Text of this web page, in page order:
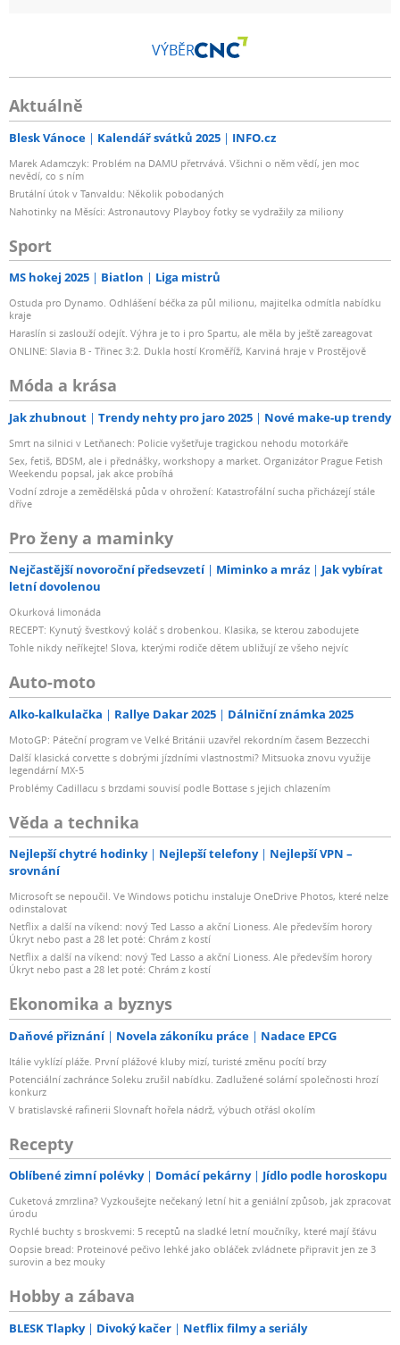
VÝBĚR
Aktuálně
Blesk Vánoce Kalendář svátků 2025 INFO.cz
Marek Adamczyk: Problém na DAMU přetrvává. Všichni o něm vědí, jen moc
nevědí, co s ním
Brutální útok v Tanvaldu: Několik pobodaných
Nahotinky na Měsíci: Astronautovy Playboy fotky se vydražily za miliony
Sport
MS hokej 2025 Biatlon Liga mistrů
Ostuda pro Dynamo. Odhlášení béčka za půl milionu, majitelka odmítla nabídku
kraje
Haraslín si zaslouží odejít. Výhra je to i pro Spartu, ale měla by ještě zareagovat
ONLINE: Slavia B - Třinec 3:2. Dukla hostí Kroměříž, Karviná hraje v Prostějově
Móda a krása
Jak zhubnout Trendy nehty pro jaro 2025 Nové make-up trendy
Smrt na silnici v Letňanech: Policie vyšetřuje tragickou nehodu motorkáře
Sex, fetiš, BDSM, ale i přednášky, workshopy a market. Organizátor Prague Fetish
Weekendu popsal, jak akce probíhá
Vodní zdroje a zemědělská půda v ohrožení: Katastrofální sucha přicházejí stále
dříve
Pro ženy a maminky
Nejčastější novoroční předsevzetí Miminko a mráz
Jak vybírat
letní dovolenou
Okurková limonáda
RECEPT: Kynutý švestkový koláč s drobenkou. Klasika, se kterou zabodujete
Tohle nikdy neříkejte! Slova, kterými rodiče dětem ubližují ze všeho nejvíc
Auto-moto
Alko-kalkulačka Rallye Dakar 2025 Dálniční známka 2025
MotoGP: Páteční program ve Velké Británii uzavřel rekordním časem Bezzecchi
Další klasická corvette s dobrými jízdními vlastnostmi? Mitsuoka znovu využije
legendární MX-5
Problémy Cadillacu s brzdami souvisí podle Bottase s jejich chlazením
Věda a technika
Nejlepší chytré hodinky Nejlepší telefony
Nejlepší VPN –
srovnání
Microsoft se nepoučil. Ve Windows potichu instaluje OneDrive Photos, které nelze
odinstalovat
Netflix a další na víkend: nový Ted Lasso a akční Lioness. Ale především horory
Úkryt nebo past a 28 let poté: Chrám z kostí
Netflix a další na víkend: nový Ted Lasso a akční Lioness. Ale především horory
Úkryt nebo past a 28 let poté: Chrám z kostí
Ekonomika a byznys
Daňové přiznání Novela zákoníku práce Nadace EPCG
Itálie vyklízí pláže. První plážové kluby mizí, turisté změnu pocítí brzy
Potenciální zachránce Soleku zrušil nabídku. Zadlužené solární společnosti hrozí
konkurz
V bratislavské rafinerii Slovnaft hořela nádrž, výbuch otřásl okolím
Recepty
Oblíbené zimní polévky Domácí pekárny Jídlo podle horoskopu
Cuketová zmrzlina? Vyzkoušejte nečekaný letní hit a geniální způsob, jak zpracovat
úrodu
Rychlé buchty s broskvemi: 5 receptů na sladké letní moučníky, které mají šťávu
Oopsie bread: Proteinové pečivo lehké jako obláček zvládnete připravit jen ze 3
surovin a bez mouky
Hobby a zábava
BLESK Tlapky Divoký kačer Netflix filmy a seriály